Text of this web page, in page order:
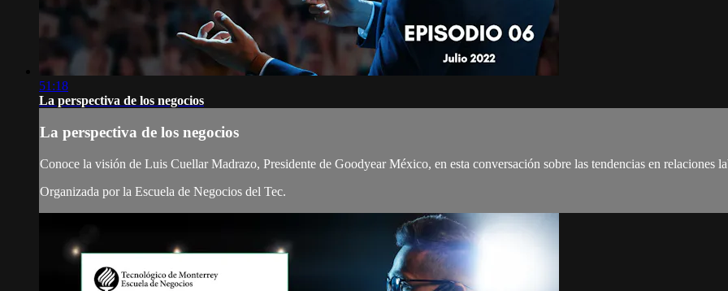
51:18
La perspectiva de los negocios
La perspectiva de los negocios
Conoce la visión de Luis Cuellar Madrazo, Presidente de Goodyear México, en esta conversación sobre las tendencias en relaciones
Organizada por la Escuela de Negocios del Tec.